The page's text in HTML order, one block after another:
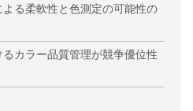
る柔軟性と色測定の可能性の
カラー品質管理が競争優位性